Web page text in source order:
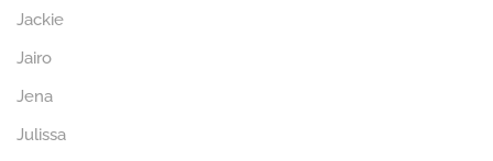
Jackie
Jairo
Jena
Julissa